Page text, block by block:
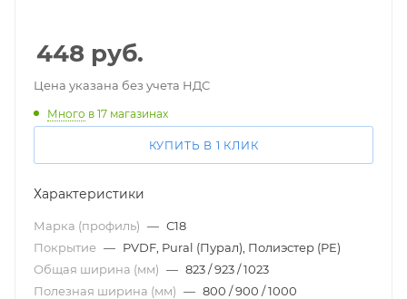
448 руб.
Цена указана без учета НДС
Много в 17 магазинах
КУПИТЬ В 1 КЛИК
Характеристики
Марка (профиль) — С18
Покрытие — PVDF, Pural (Пурал), Полиэстер (PE)
Общая ширина (мм) — 823 / 923 / 1023
Полезная ширина (мм) — 800 / 900 / 1000